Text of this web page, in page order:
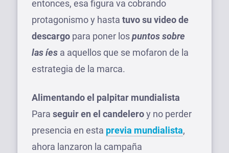
entonces, esa figura va cobrando
protagonismo y hasta tuvo su video de
descargo para poner lospuntos sobre
las íes a aquellos que se mofaron de la
estrategia de la marca.
Alimentando el palpitar mundialista
Para seguir en el candeleroy no perder
presencia en esta previa mundialista,
ahora lanzaron la campaña